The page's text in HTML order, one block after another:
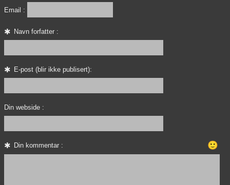
Email :
Navn forfatter :
E-post (blir ikke publisert):
Din webside :
Din kommentar : 🙂